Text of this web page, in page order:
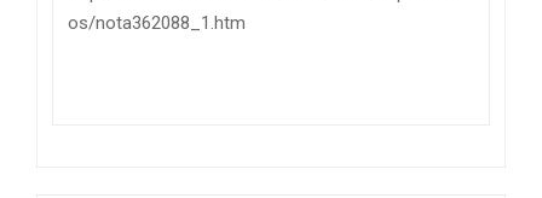
os/nota362088_1.htm